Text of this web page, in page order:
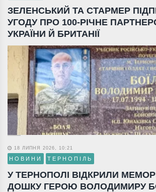
ЗЕЛЕНСЬКИЙ ТА СТАРМЕР
УГОДУ ПРО 100-РІЧНЕ
УКРАЇНИ Й БРИТАНІЇ
18 ЛИПНЯ 2026, 10:21
НОВИНИ ТЕРНОПІЛЬ
У ТЕРНОПОЛІ ВІДКРИЛИ
ДОШКУ ГЕРОЮ ВОЛОДИМИРУ